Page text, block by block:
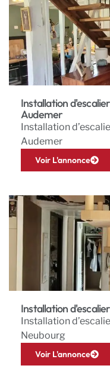
Installation
Audemer
Installation
Audemer
Voir L'annonce
Installation
Installation
Neubourg
Voir L'annonce